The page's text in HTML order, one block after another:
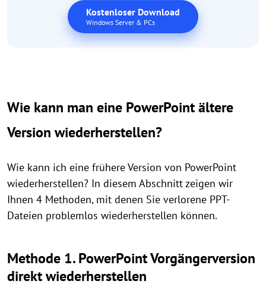
Kostenloser Download
Windows Server & PCs
Wie kann man eine PowerPoint ältere
Version wiederherstellen?
Wie kann ich eine frühere Version von PowerPoint
wiederherstellen? In diesem Abschnitt zeigen wir
Ihnen 4 Methoden, mit denen Sie verlorene PPT-
Dateien problemlos wiederherstellen können.
Methode 1. PowerPoint Vorgängerversion
direkt wiederherstellen